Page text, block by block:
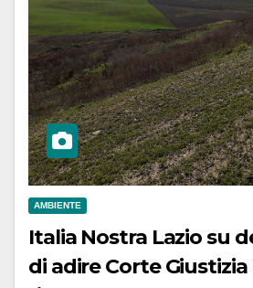
AMBIENTE
Italia Nostra Lazio su
di adire Corte Giustizia